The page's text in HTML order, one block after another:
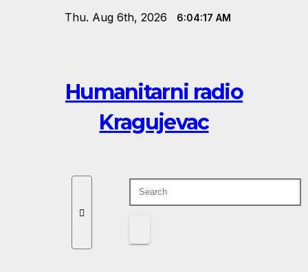
Thu. Aug 6th, 2026 6:04:17 AM
Humanitarni radio
Kragujevac